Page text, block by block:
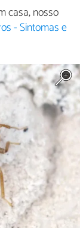
casa, nosso
- Sintomas e